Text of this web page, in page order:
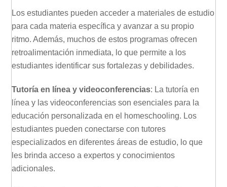
Los estudiantes pueden acceder a materiales de estudio
para cada materia específica y avanzar a su propio
ritmo. Además, muchos de estos programas ofrecen
retroalimentación inmediata, lo que permite a los
estudiantes identificar sus fortalezas y debilidades.
Tutoría en línea y videoconferencias: La tutoría en
línea y las videoconferencias son esenciales para la
educación personalizada en el homeschooling. Los
estudiantes pueden conectarse con tutores
especializados en diferentes áreas de estudio, lo que
les brinda acceso a expertos y conocimientos
adicionales.